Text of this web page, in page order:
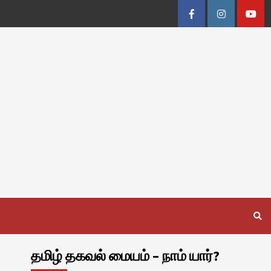
FacebookInstagram
தமிழ் தகவல் மையம் – நாம் யார்?